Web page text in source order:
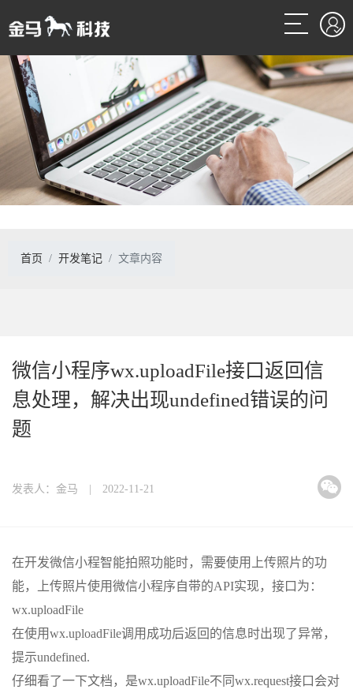
首页 开发笔记 文章内容
微信小程序wx.uploadFile接口返回信
息处理，解决出现undefined错误的问
题
发表人：金马 | 2022-11-21
在开发微信小程智能拍照功能时，需要使用上传照片的功
能，上传照片使用微信小程序自带的API实现，接口为：
wx.uploadFile
在使用wx.uploadFile调用成功后返回的信息时出现了异常，
提示undefined.
仔细看了一下文档，是wx.uploadFile不同wx.request接口会对